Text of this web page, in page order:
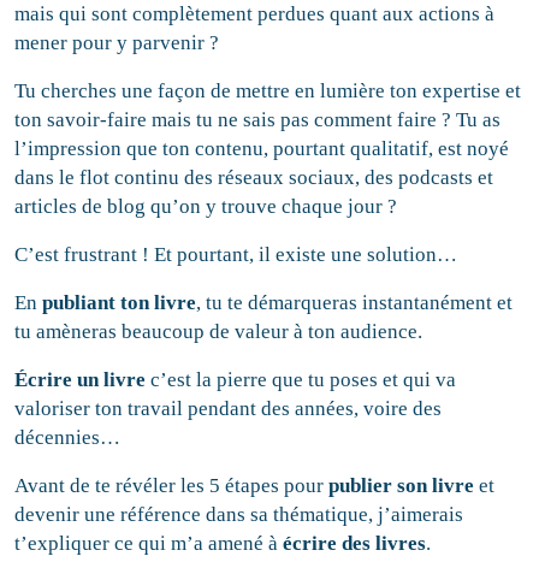
mais qui sont complètement perdues quant aux actions à
mener pour y parvenir ?
Tu cherches une façon de mettre en lumière ton expertise et
ton savoir-faire mais tu ne sais pas comment faire ? Tu as
l’impression que ton contenu, pourtant qualitatif, est noyé
dans le flot continu des réseaux sociaux, des podcasts et
articles de blog qu’on y trouve chaque jour ?
C’est frustrant ! Et pourtant, il existe une solution…
Enpubliant ton livre, tu te démarqueras instantanément et
tu amèneras beaucoup de valeur à ton audience.
Écrire un livre c’est la pierre que tu poses et qui va
valoriser ton travail pendant des années, voire des
décennies…
Avant de te révéler les 5 étapes pourpublier son livre et
devenir une référence dans sa thématique, j’aimerais
t’expliquer ce qui m’a amené àécrire des livres.